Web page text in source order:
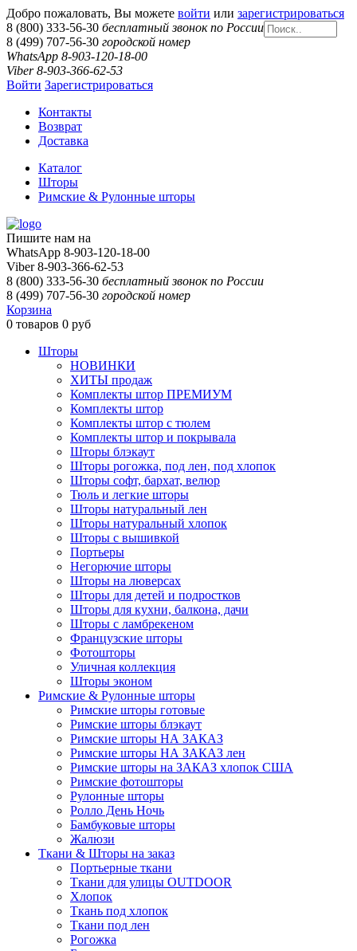
Добро пожаловать, Вы можете войти или зарегистрироваться
8 (800) 333-56-30 бесплатный звонок по России
8 (499) 707-56-30 городской номер
WhatsApp 8-903-120-18-00
Viber 8-903-366-62-53
Войти Зарегистрироваться
Контакты
Возврат
Доставка
Каталог
Шторы
Римские & Рулонные шторы
Пишите нам на
WhatsApp 8-903-120-18-00
Viber 8-903-366-62-53
8 (800) 333-56-30 бесплатный звонок по России
8 (499) 707-56-30 городской номер
Корзина
0 товаров 0 руб
Шторы
НОВИНКИ
ХИТЫ продаж
Комплекты штор ПРЕМИУМ
Комплекты штор
Комплекты штор с тюлем
Комплекты штор и покрывала
Шторы блэкаут
Шторы рогожка, под лен, под хлопок
Шторы софт, бархат, велюр
Тюль и легкие шторы
Шторы натуральный лен
Шторы натуральный хлопок
Шторы с вышивкой
Портьеры
Негорючие шторы
Шторы на люверсах
Шторы для детей и подростков
Шторы для кухни, балкона, дачи
Шторы с ламбрекеном
Французские шторы
Фотошторы
Уличная коллекция
Шторы эконом
Римские & Рулонные шторы
Римские шторы готовые
Римские шторы блэкаут
Римские шторы НА ЗАКАЗ
Римские шторы НА ЗАКАЗ лен
Римские шторы на ЗАКАЗ хлопок США
Римские фотошторы
Рулонные шторы
Ролло День Ночь
Бамбуковые шторы
Жалюзи
Ткани & Шторы на заказ
Портьерные ткани
Ткани для улицы OUTDOOR
Хлопок
Ткань под хлопок
Ткани под лен
Рогожка